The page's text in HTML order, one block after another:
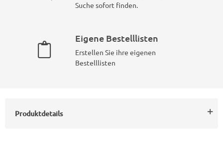
Suche sofort finden.
Eigene Bestelllisten
Erstellen Sie ihre eigenen
Bestelllisten
Produktdetails